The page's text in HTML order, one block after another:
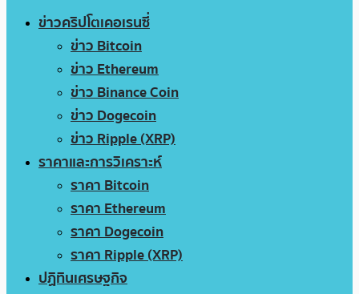
ข่าวคริปโตเคอเรนซี่
ข่าว Bitcoin
ข่าว Ethereum
ข่าว Binance Coin
ข่าว Dogecoin
ข่าว Ripple (XRP)
ราคาและการวิเคราะห์
ราคา Bitcoin
ราคา Ethereum
ราคา Dogecoin
ราคา Ripple (XRP)
ปฏิทินเศรษฐกิจ